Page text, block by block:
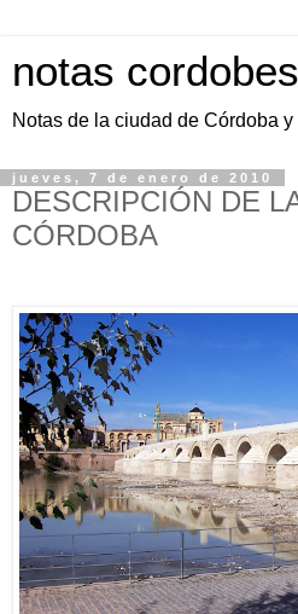
notas
Notas de la ciudad de Córdoba y
jueves, 7 de enero de 2010
DESCRIPCIÓN DE
CÓRDOBA